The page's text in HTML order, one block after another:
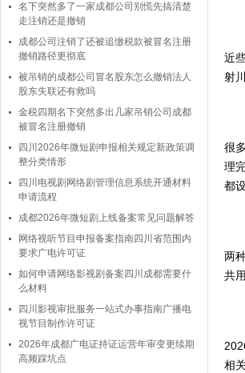
名下突然多了一家成都公司别慌先搞清楚
走注销还是撤销
成都公司注销了还被追缴税款被冒名注册
撤销路径更彻底
被吊销的成都公司冒名股东怎么撤销法人
股东失联还有救吗
金税四期名下突然多出几家吊销公司成都
被冒名注册撤销
四川2026年微短剧申报相关规定新政策调
整分类情形
四川电视剧网络剧管理信息系统开通材料
申请流程
成都2026年微短剧上线备案常见问题解答
网络视听节目申报备案指南四川省范围内
要求广电许可证
如何申请网络影视剧备案四川成都需要什
么材料
四川影视审批服务一站式办事指南广播电
视节目制作许可证
2026年成都广电证持证运营年审变更续期
高频踩坑点
近
射
很
理
都
两
共
相